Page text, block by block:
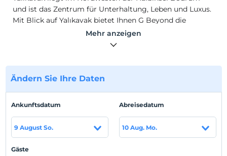
und ist das Zentrum für Unterhaltung, Leben und Luxus.
Mit Blick auf Yalıkavak bietet Ihnen G Beyond die
natürliche Ruhe inmitten der Natur und den Luxus, den
Sie sich wünschen. Kommen Sie nach G Beyond und
Ägäis verwöhnen. G Über Gäste hinaus; Sie profitieren
vom freien Eintritt in das Xuma Village, eine der
Bodrum liegt jenseits der Ewigkeit und erstreckt sich
von der Südwestküste der Türkei bis zur Ägäis. Es ist fast
eine Ecke des Paradieses mit seinem Meer, Stränden und
Feriendörfern. Das G Beyond mit Blick auf Bodrums
Mehr anzeigen
Ändern Sie Ihre Daten
Ankunftsdatum
9 August So.
Abreisedatum
10 Aug. Mo.
Gäste